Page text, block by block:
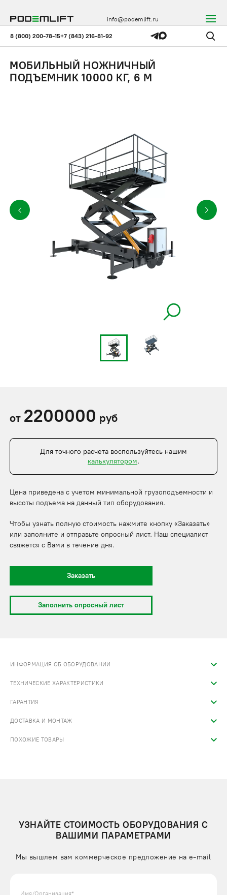
8 (800) 200-78-15+7 (843) 216-81-92
info@podemlift.ru
МОБИЛЬНЫЙ НОЖНИЧНЫЙ
ПОДЪЕМНИК 10000 КГ, 6 М
от 2200000 руб
Для точного расчета воспользуйтесь нашим
калькулятором.
Цена приведена с учетом минимальной грузоподъемности и
высоты подъема на данный тип оборудования.
Чтобы узнать полную стоимость нажмите кнопку «Заказать»
или заполните и отправьте опросный лист. Наш специалист
свяжется с Вами в течение дня.
Заказать
Заполнить опросный лист
ИНФОРМАЦИЯ ОБ ОБОРУДОВАНИИ
ТЕХНИЧЕСКИЕ ХАРАКТЕРИСТИКИ
ГАРАНТИЯ
ДОСТАВКА И МОНТАЖ
ПОХОЖИЕ ТОВАРЫ
УЗНАЙТЕ СТОИМОСТЬ ОБОРУДОВАНИЯ С
ВАШИМИ ПАРАМЕТРАМИ
Мы вышлем вам коммерческое предложение на e-mail
Имя/Организация*